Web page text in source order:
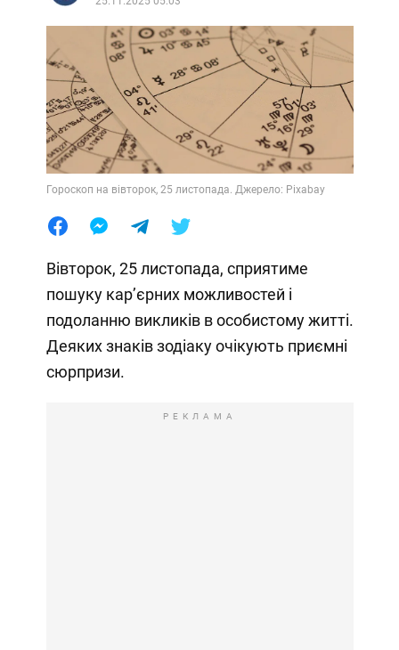
Гороскоп на вівторок, 25 листопада. Джерело: Pixabay
Вівторок, 25 листопада, сприятиме
пошуку кар’єрних можливостей і
подоланню викликів в особистому житті.
Деяких знаків зодіаку очікують приємні
сюрпризи.
РЕКЛАМА